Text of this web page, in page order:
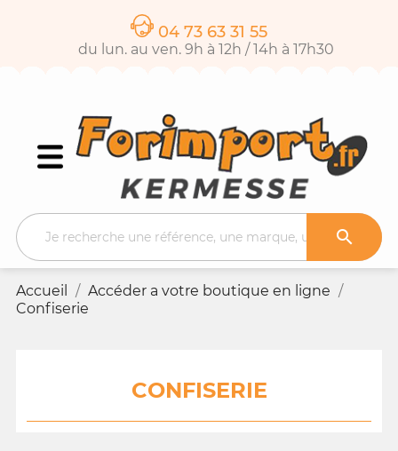
04 73 63 31 55
du lun. au ven. 9h à 12h / 14h à 17h30

Accueil
Accéder a votre boutique en ligne
Confiserie
CONFISERIE